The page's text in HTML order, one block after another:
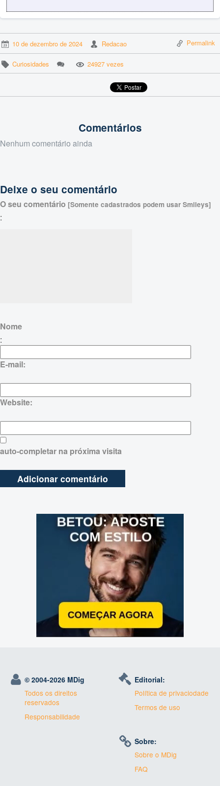
10 de dezembro de 2024 Redacao Permalink
Curiosidades 24927 vezes
Comentários
Nenhum comentário ainda
Deixe o seu comentário
O seu comentário [Somente cadastrados podem usar Smileys]
:
Nome
:
E-mail:
Website:
auto-completar na próxima visita
© 2004-2026 MDig
Todos os direitos
reservados
Responsabilidade
Editorial:
Política de privaciodade
Termos de uso
Sobre:
Sobre o MDig
FAQ